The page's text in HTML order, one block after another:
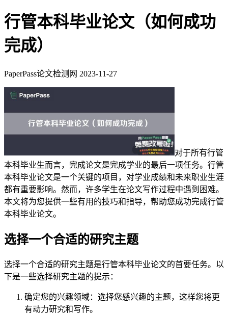
行管本科毕业论文（如何成功
完成）
PaperPass论文检测网 2023-11-27
对于所有行管
本科毕业生而言，完成论文是完成学业的最后一项任务。行管
本科毕业论文是一个关键的项目，对学业成绩和未来职业生涯
都有重要影响。然而，许多学生在论文写作过程中遇到困难。
本文将为您提供一些有用的技巧和指导，帮助您成功完成行管
本科毕业论文。
选择一个合适的研究主题
选择一个合适的研究主题是行管本科毕业论文的首要任务。以
下是一些选择研究主题的提示：
确定您的兴趣领域：选择您感兴趣的主题，这样您将更
有动力研究和写作。